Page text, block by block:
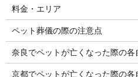
料金・エリア
ペット葬儀の際の注意点
奈良でペットが亡くなった際の各
京都でペットが亡くなった際の各